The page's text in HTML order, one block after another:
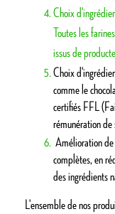
Choix
Toutes les
issus de
Choix
comme le
certifiés FFL
rémunération de
Amélioration
complètes, en
des ingrédients
​L'ensemble de nos